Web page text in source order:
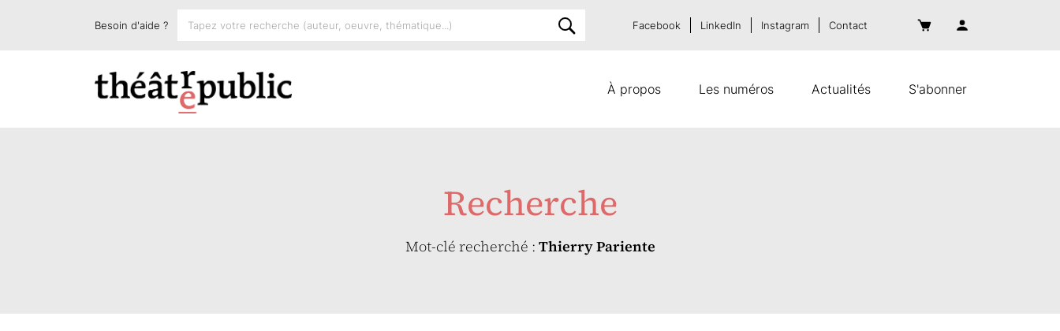
À propos Les numéros Actualités S'abonner
Besoin d'aide ? Facebook LinkedIn Instagram Contact
Recherche
Mot-clé recherché : Thierry Pariente